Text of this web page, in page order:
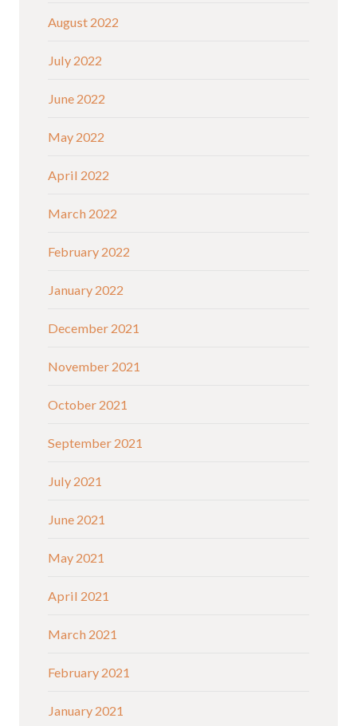
August 2022
July 2022
June 2022
May 2022
April 2022
March 2022
February 2022
January 2022
December 2021
November 2021
October 2021
September 2021
July 2021
June 2021
May 2021
April 2021
March 2021
February 2021
January 2021